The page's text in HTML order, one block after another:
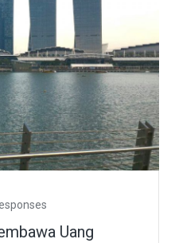
Uang